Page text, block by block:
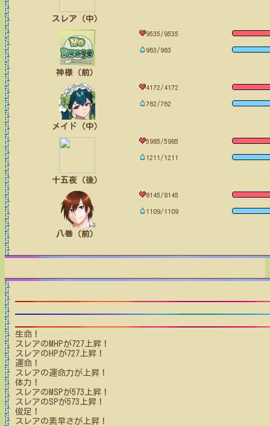
スレア（中）
神様（前）
9535/9535
963/963
メイド（中）
4172/4172
762/762
十五夜（後）
5985/5985
1211/1211
八巻（前）
8145/8145
1109/1109
生命！
スレアのMHPが727上昇！
スレアのHPが727上昇！
運命！
スレアの運命力が上昇！
体力！
スレアのMSPが573 上昇！
スレアのSPが573 上昇！
俊足！
スレアの素早さが上昇！